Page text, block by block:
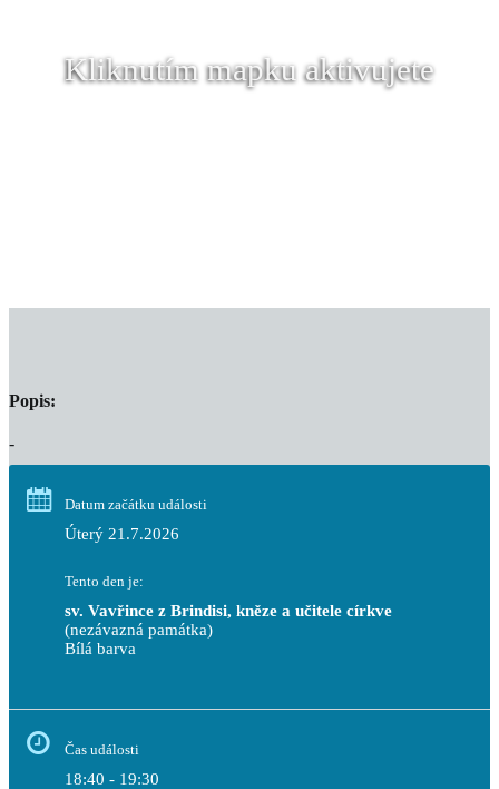
Kliknutím mapku aktivujete
Popis:
-
Datum začátku události
Úterý 21.7.2026
Tento den je:
sv. Vavřince z Brindisi, kněze a učitele církve
(nezávazná památka)
Bílá barva
Čas události
18:40 - 19:30